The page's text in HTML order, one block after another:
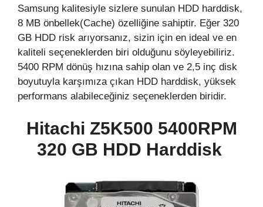
Samsung kalitesiyle sizlere sunulan HDD harddisk,
8 MB önbellek(Cache) özelliğine sahiptir. Eğer 320
GB HDD risk arıyorsanız, sizin için en ideal ve en
kaliteli seçeneklerden biri olduğunu söyleyebiliriz.
5400 RPM dönüş hızına sahip olan ve 2,5 inç disk
boyutuyla karşımıza çıkan HDD harddisk, yüksek
performans alabileceğiniz seçeneklerden biridir.
Hitachi Z5K500 5400RPM
320 GB HDD Harddisk